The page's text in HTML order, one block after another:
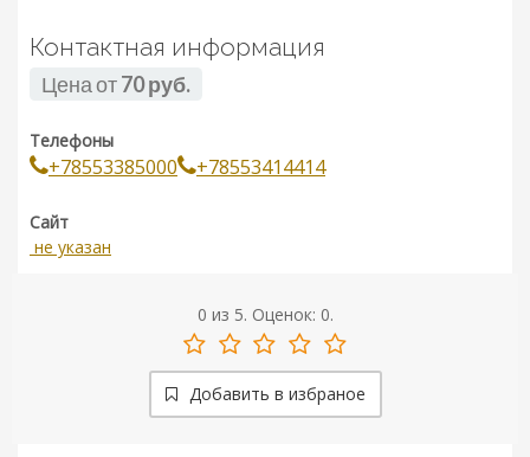
Контактная информация
Цена от70 руб.
Телефоны
+78553385000 +78553414414
Сайт
не указан
0 из 5. Оценок: 0.
Добавить в избраное